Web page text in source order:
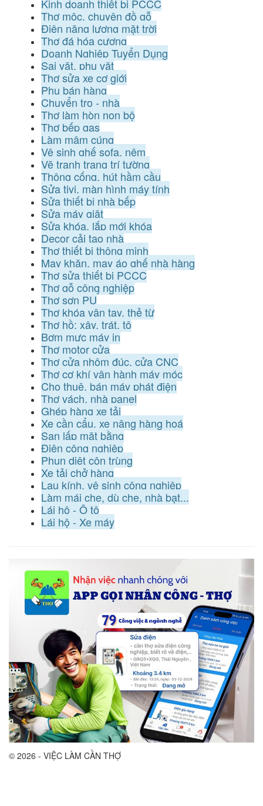
Kinh doanh thiết bị PCCC
Thợ mộc, chuyên đồ gỗ
Điện năng lượng mặt trời
Thợ đá hóa cương
Doanh Nghiệp Tuyển Dụng
Sai vặt, phụ vặt
Thợ sửa xe cơ giới
Phụ bán hàng
Chuyển trọ - nhà
Thợ làm hòn non bộ
Thợ bếp gas
Làm mâm cúng
Vệ sinh ghế sofa, nệm
Vẽ tranh trang trí tường
Thông cống, hút hầm cầu
Sửa tivi, màn hình máy tính
Sửa thiết bị nhà bếp
Sửa máy giặt
Sửa khóa, lắp mới khóa
Decor cải tạo nhà
Thợ thiết bị thông minh
May khăn, may áo ghế nhà hàng
Thợ sửa thiết bị PCCC
Thợ gỗ công nghiệp
Thợ sơn PU
Thợ khóa vân tay, thẻ từ
Thợ hồ: xây, trát, tô
Bơm mực máy in
Thợ motor cửa
Thợ cửa nhôm đúc, cửa CNC
Thợ cơ khí vận hành máy móc
Cho thuê, bán máy phát điện
Thợ vách, nhà panel
Ghép hàng xe tải
Xe cần cẩu, xe nâng hàng hoá
San lấp mặt bằng
Điện công nghiệp
Phun diệt côn trùng
Xe tải chở hàng
Lau kính, vệ sinh công nghiệp
Làm mái che, dù che, nhà bạt...
Lái hộ - Ô tô
Lái hộ - Xe máy
© 2026 - VIỆC LÀM CẦN THỢ